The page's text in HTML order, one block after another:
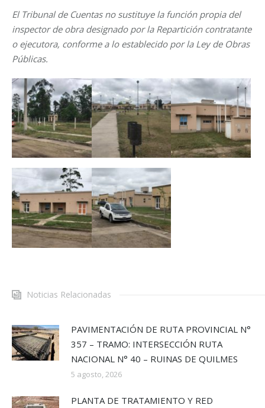
El Tribunal de Cuentas no sustituye la función propia del
inspector de obra designado por la Repartición contratante
o ejecutora, conforme a lo establecido por la Ley de Obras
Públicas.
Noticias Relacionadas
PAVIMENTACIÓN DE RUTA PROVINCIAL N°
357 – TRAMO: INTERSECCIÓN RUTA
NACIONAL N° 40 – RUINAS DE QUILMES
5 agosto, 2026
PLANTA DE TRATAMIENTO Y RED